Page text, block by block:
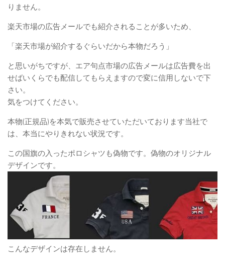
りません。
楽天市場の広告メールでも紹介されることが多いため、
「楽天市場が紹介するぐらいだから本物だろう」
と思いがちですが、エア句点市場の広告メールは広告費を出
せばいくらでも配信してもらえますので変に信用しないで下
さい。
気をつけてください。
本物(正規品)を本気で販売させていただいております当社で
は、本当にやりきれない状況です。
この国旗の入ったポロシャツも偽物です。偽物のオリジナル
デザインです。
こんなデザインは存在しません。